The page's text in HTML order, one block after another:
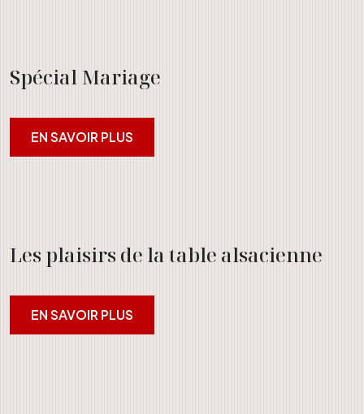
Spécial Mariage
EN SAVOIR PLUS
Les plaisirs de la table alsacienne
EN SAVOIR PLUS